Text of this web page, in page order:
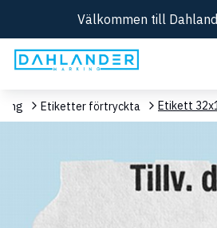
Välkommen till
Etiketter förtryckta Etikett